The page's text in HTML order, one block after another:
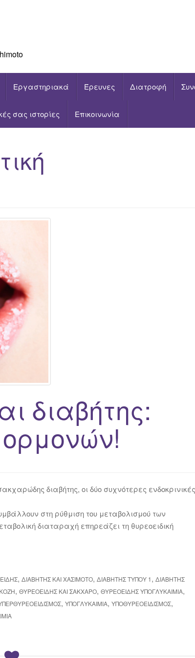
Εργαστηριακά Έρευνες Διατροφή
σας ιστορίες Επικοινωνία
διαβήτης:
διαβήτης, οι δύο συχνότερες ενδοκρινικές
στη ρύθμιση του μεταβολισμού των
διαταραχή επηρεάζει τη θυρεοειδική
, ΔΙΑΒΉΤΗΣ ΚΑΙ ΧΑΣΙΜΟΤΟ, ΔΙΑΒΉΤΗΣ ΤΥΠΟΥ 1 , ΔΙΑΒΉΤΗΣ
, ΘΥΡΕΟΕΙΔΉΣ ΚΑΙ ΣΆΚΧΑΡΟ, ΘΥΡΕΟΕΙΔΉΣ ΥΠΟΓΛΥΚΑΙΜΊΑ,
, ΥΠΟΓΛΥΚΑΙΜΊΑ, ΥΠΟΘΥΡΕΟΕΙΔΙΣΜΌΣ,